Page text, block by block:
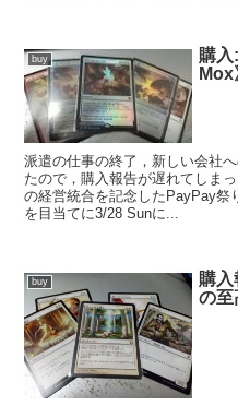
buy
購
派遣の仕事の終了，新しい会社
たので，購入報告が遅れてしま
の経営統合を記念したPayPay祭
を目当てに3/28 Sunに...
buy
購入
の至